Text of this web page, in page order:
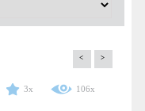
< >
3x 106x